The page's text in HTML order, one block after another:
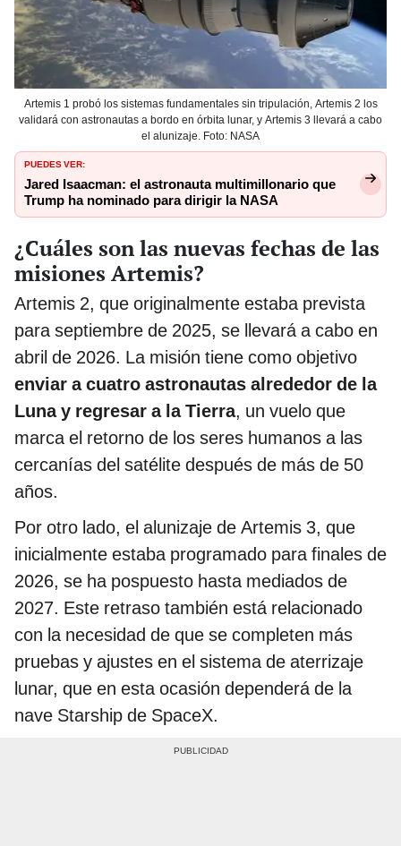
Artemis 1 probó los sistemas fundamentales sin tripulación, Artemis 2 los
validará con astronautas a bordo en órbita lunar, y Artemis 3 llevará a cabo
el alunizaje. Foto: NASA
PUEDES VER:
Jared Isaacman: el astronauta multimillonario que
Trump ha nominado para dirigir la NASA
¿Cuáles son las nuevas fechas de las
misiones Artemis?
Artemis 2, que originalmente estaba prevista
para septiembre de 2025, se llevará a cabo en
abril de 2026. La misión tiene como objetivo
enviar a cuatro astronautas alrededor de la
Luna y regresar a la Tierra, un vuelo que
marca el retorno de los seres humanos a las
cercanías del satélite después de más de 50
años.
Por otro lado, el alunizaje de Artemis 3, que
inicialmente estaba programado para finales de
2026, se ha pospuesto hasta mediados de
2027. Este retraso también está relacionado
con la necesidad de que se completen más
pruebas y ajustes en el sistema de aterrizaje
lunar, que en esta ocasión dependerá de la
nave Starship de SpaceX.